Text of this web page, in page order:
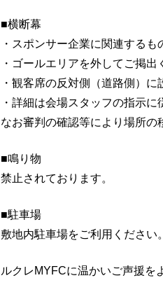
■横断幕
・スポンサー企業に関連するも
・ゴールエリアを外してご掲出
・観客席の反対側（道路側）に
・詳細は会場スタッフの指示に
なお審判の確認等により場所の
■鳴り物
禁止されております。
■駐車場
敷地内駐車場をご利用ください。
ルクレMYFCに温かいご声援を